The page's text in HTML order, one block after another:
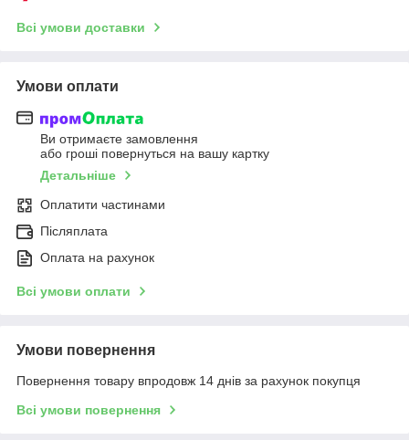
Всі умови доставки
Умови оплати
Ви отримаєте замовлення
або гроші повернуться на вашу картку
Детальніше
Оплатити частинами
Післяплата
Оплата на рахунок
Всі умови оплати
Умови повернення
Повернення товару впродовж 14 днів за рахунок покупця
Всі умови повернення